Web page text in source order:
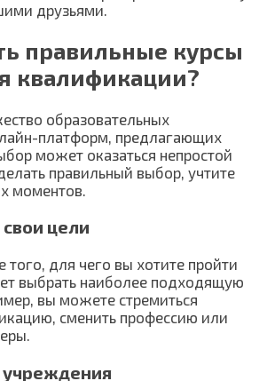
друзьями.
правильные курсы
квалификации?
образовательных
платформ, предлагающих
может оказаться непростой
правильный выбор, учтите
моментов.
цели
того, для чего вы хотите пройти
выбрать наиболее подходящую
вы можете стремиться
сменить профессию или
учреждения